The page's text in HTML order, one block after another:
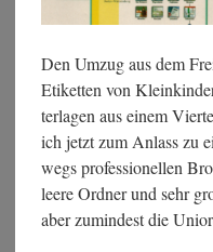
Den Umzug aus dem
Eti­ket­ten von
ter­la­gen aus einem
ich jetzt zum Anlass zu
wegs pro­fes­sio­nel­len
lee­re Ord­ner und sehr
aber zumin­dest die